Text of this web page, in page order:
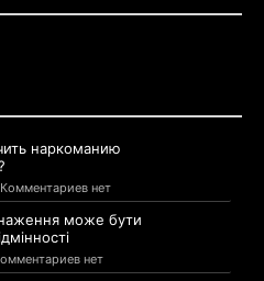
наркоманию
Комментариев нет
може бути
нет